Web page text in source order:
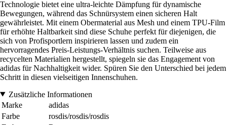
Technologie bietet eine ultra-leichte Dämpfung für dynamische
Bewegungen, während das Schnürsystem einen sicheren Halt
gewährleistet. Mit einem Obermaterial aus Mesh und einem TPU-Film
für erhöhte Haltbarkeit sind diese Schuhe perfekt für diejenigen, die
sich von Profisportlern inspirieren lassen und zudem ein
hervorragendes Preis-Leistungs-Verhältnis suchen. Teilweise aus
recycelten Materialien hergestellt, spiegeln sie das Engagement von
adidas für Nachhaltigkeit wider. Spüren Sie den Unterschied bei jedem
Schritt in diesen vielseitigen Innenschuhen.
Zusätzliche Informationen
Marke
adidas
Farbe
rosdis/rosdis/rosdis